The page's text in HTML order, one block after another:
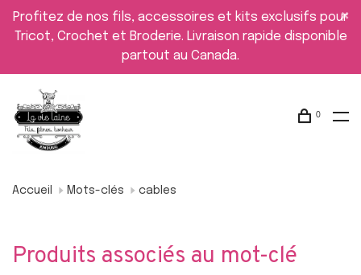
Profitez de nos fils, accessoires et kits exclusifs pour
Tricot, Crochet et Broderie. Livraison rapide disponible
partout au Canada.
0
Accueil Mots-clés cables
Produits associés au mot-clé